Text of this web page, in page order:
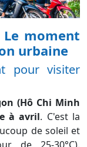
moment
urbaine
pour visiter
(Hô Chi Minh
à avril. C'est la
de soleil et